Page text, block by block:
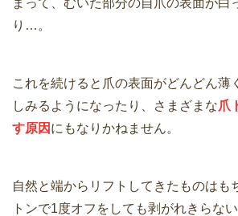
り…。
これを続けると爪の表面がどんどん薄
しみるようになったり、さまざまな爪
す原因 にもなりかねません。
自然と端からリフトしてきたものはも
トンで1度オフをしても剥がれきらな